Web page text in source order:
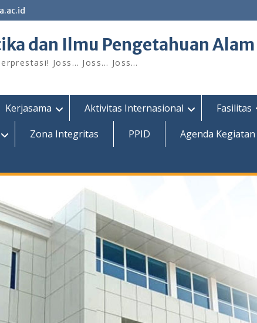
dan Ilmu Pengetahuan Alam
Joss… Joss… Joss…
Kerjasama Aktivitas Internasional Fasilitas
Zona Integritas PPID Agenda Kegiatan